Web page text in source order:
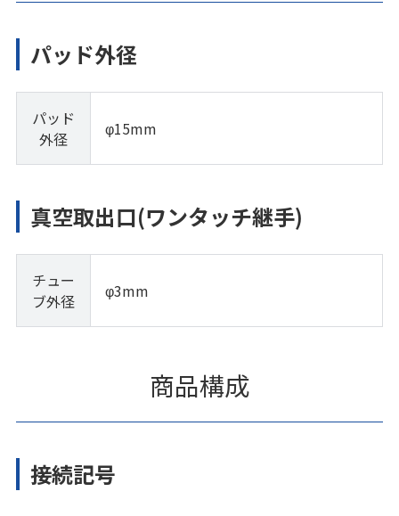
パッド外径
パッド
外径
φ15mm
真空取出口(ワンタッチ継手)
チュー
ブ外径
φ3mm
商品構成
接続記号